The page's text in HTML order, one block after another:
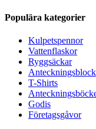
Populära kategorier
Kulpetspennor
Vattenflaskor
Ryggsäckar
Anteckningsblock
T-Shirts
Godis
Företagsgåvor